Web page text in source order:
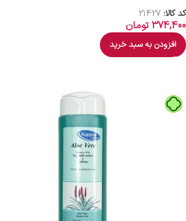
کد کالا: 21427
374,400تومان
افزودن به سبد خرید